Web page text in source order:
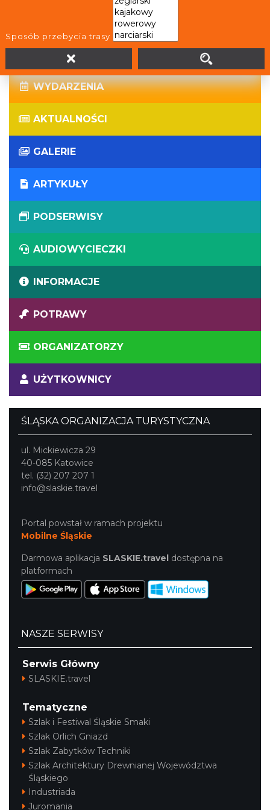
Sposób przebycia trasy
WIRTUALNE WYCIECZKI
PANORAMY
WYDARZENIA
AKTUALNOŚCI
GALERIE
ARTYKUŁY
PODSERWISY
AUDIOWYCIECZKI
INFORMACJE
POTRAWY
ORGANIZATORZY
UŻYTKOWNICY
ŚLĄSKA ORGANIZACJA TURYSTYCZNA
ul. Mickiewicza 29
40-085 Katowice
tel. (32) 207 207 1
info@slaskie.travel
Portal powstał w ramach projektu
Mobilne Śląskie
Darmowa aplikacja SLASKIE.travel dostępna na
platformach
NASZE SERWISY
Serwis Główny
SLASKIE.travel
Tematyczne
Szlak i Festiwal Śląskie Smaki
Szlak Orlich Gniazd
Szlak Zabytków Techniki
Szlak Architektury Drewnianej Województwa
Śląskiego
Industriada
Juromania